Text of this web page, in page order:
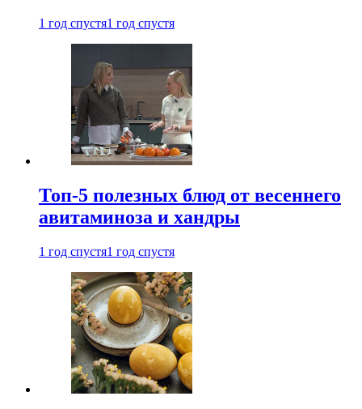
1 год спустя1 год спустя
Топ-5 полезных блюд от весеннего
авитаминоза и хандры
1 год спустя1 год спустя